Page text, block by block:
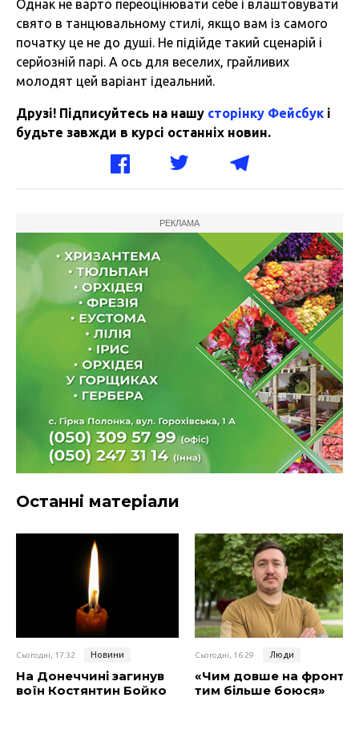
Однак не варто переоцінювати себе і влаштовувати
свято в танцювальному стилі, якщо вам із самого
початку це не до душі. Не підійде такий сценарій і
серйозній парі. А ось для веселих, грайливих
молодят цей варіант ідеальний.
Друзі! Підписуйтесь на нашу сторінку Фейсбук і
будьте завжди в курсі останніх новин.
РЕКЛАМА
Останні матеріали
Сьогодні, 17:32 Новини
На Донеччині загинув
воїн Костянтин Бойко
Сьогодні, 16:29 Люди
«Чим довше на фронті,
тим більше боюся»